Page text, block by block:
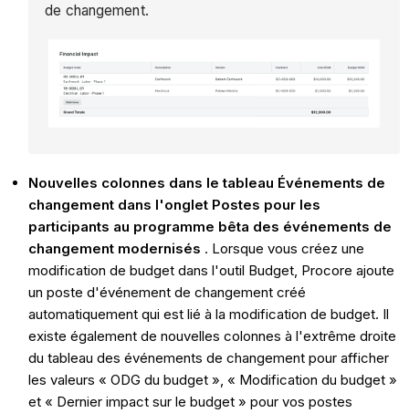
de changement.
Nouvelles colonnes dans le tableau Événements de
changement dans l'onglet Postes pour les
participants au programme bêta des événements de
changement modernisés . Lorsque vous créez une
modification de budget dans l'outil Budget, Procore ajoute
un poste d'événement de changement créé
automatiquement qui est lié à la modification de budget. Il
existe également de nouvelles colonnes à l'extrême droite
du tableau des événements de changement pour afficher
les valeurs « ODG du budget », « Modification du budget »
et « Dernier impact sur le budget » pour vos postes